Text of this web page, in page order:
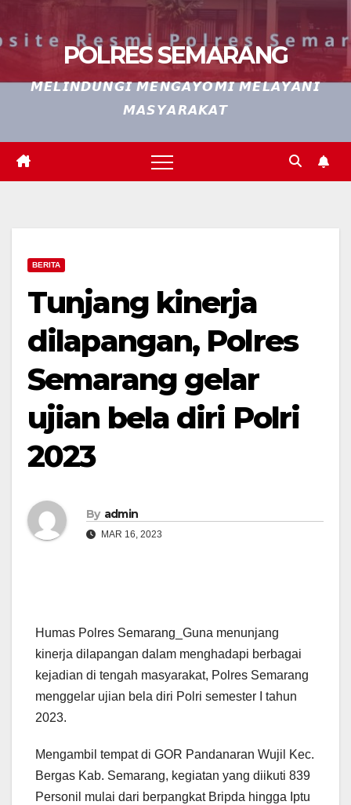
POLRES SEMARANG
𝙈𝙀𝙇𝙄𝙉𝘿𝙐𝙉𝙂𝙄 𝙈𝙀𝙉𝙂𝘼𝙔𝙊𝙈𝙄 𝙈𝙀𝙇𝘼𝙔𝘼𝙉𝙄
𝙈𝘼𝙎𝙔𝘼𝙍𝘼𝙆𝘼𝙏
BERITA
Tunjang kinerja
dilapangan, Polres
Semarang gelar
ujian bela diri Polri
2023
By admin
MAR 16, 2023
Humas Polres Semarang_Guna menunjang
kinerja dilapangan dalam menghadapi berbagai
kejadian di tengah masyarakat, Polres Semarang
menggelar ujian bela diri Polri semester I tahun
2023.
Mengambil tempat di GOR Pandanaran Wujil Kec.
Bergas Kab. Semarang, kegiatan yang diikuti 839
Personil mulai dari berpangkat Bripda hingga Iptu